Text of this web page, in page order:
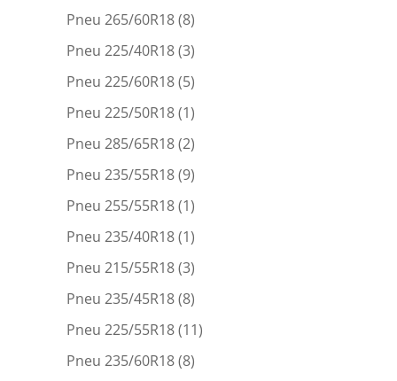
Pneu 265/60R18(8)
Pneu 225/40R18(3)
Pneu 225/60R18(5)
Pneu 225/50R18(1)
Pneu 285/65R18(2)
Pneu 235/55R18(9)
Pneu 255/55R18(1)
Pneu 235/40R18(1)
Pneu 215/55R18(3)
Pneu 235/45R18(8)
Pneu 225/55R18(11)
Pneu 235/60R18(8)